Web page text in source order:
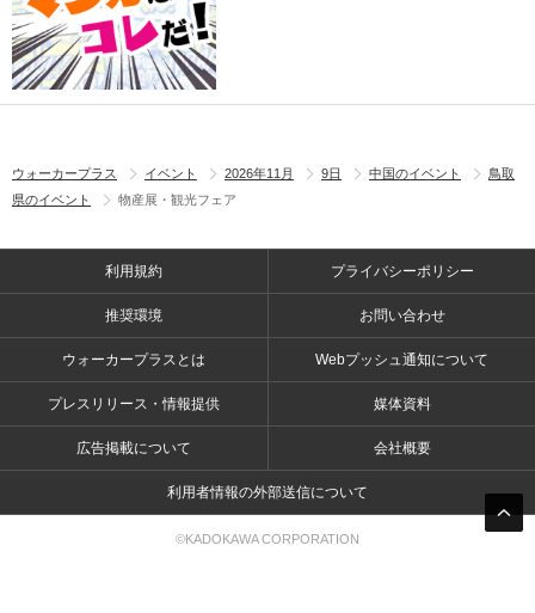
ウォーカープラス イベント 2026年11月 9日 中国のイベント
鳥取
県のイベント
物産展・観光フェア
利用規約 プライバシーポリシー
推奨環境 お問い合わせ
ウォーカープラスとは Webプッシュ通知について
プレスリリース・情報提供 媒体資料
広告掲載について 会社概要
利用者情報の外部送信について
©KADOKAWA CORPORATION